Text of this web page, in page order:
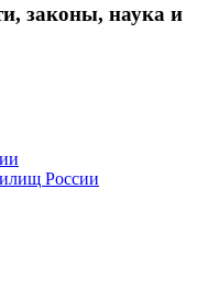
законы, наука и
России